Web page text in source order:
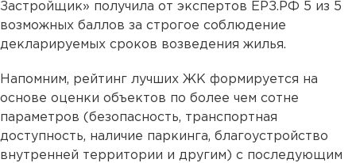
Застройщик» получила от экспертов ЕРЗ.РФ 5 из 5
возможных баллов за строгое соблюдение
декларируемых сроков возведения жилья.
Напомним, рейтинг лучших ЖК формируется на
основе оценки объектов по более чем сотне
параметров (безопасность, транспортная
доступность, наличие паркинга, благоустройство
внутренней территории и другим) с последующим